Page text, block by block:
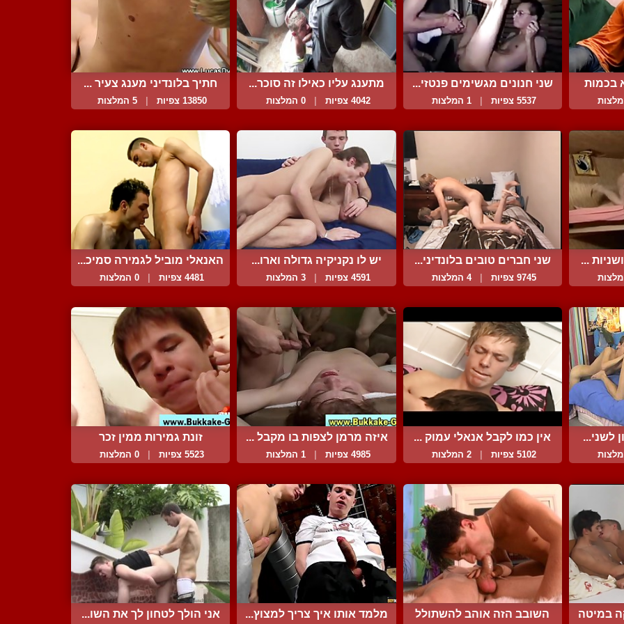
בכמות שני חנונים מגשימים פנטזי...
5537 צפיות 1 המלצות
מתענג עליו כאילו זה סוכר...
4042 צפיות 0 המלצות
חתיך בלונדיני מענג צעיר ...
13850 צפיות 5 המלצות
... שני חברים טובים בלונדיני...
9745 צפיות 4 המלצות
יש לו נקניקיה גדולה וארו...
4591 צפיות 3 המלצות
האנאלי מוביל לגמירה סמיכ...
4481 צפיות 0 המלצות
לשני... אין כמו לקבל אנאלי עמוק ...
5102 צפיות 2 המלצות
איזה מרמן לצפות בו מקבל ...
4985 צפיות 1 המלצות
זונת גמירות ממין זכר
5523 צפיות 0 המלצות
במיטה
השובב הזה אוהב להשתולל
מלמד אותו איך צריך למצוץ... אני הולך לטחון לך את השו...